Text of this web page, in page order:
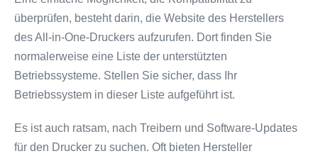
überprüfen, besteht darin, die Website des Herstellers
des All-in-One-Druckers aufzurufen. Dort finden Sie
normalerweise eine Liste der unterstützten
Betriebssysteme. Stellen Sie sicher, dass Ihr
Betriebssystem in dieser Liste aufgeführt ist.
Es ist auch ratsam, nach Treibern und Software-Updates
für den Drucker zu suchen. Oft bieten Hersteller